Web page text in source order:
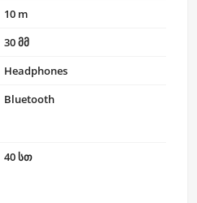
10 m
30 მმ
Headphones
Bluetooth
40 სთ